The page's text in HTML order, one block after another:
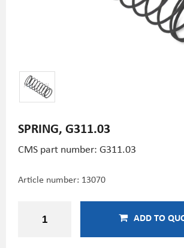
SPRING, G311.03
CMS part number: G311.03
Article number: 13070
ADD TO